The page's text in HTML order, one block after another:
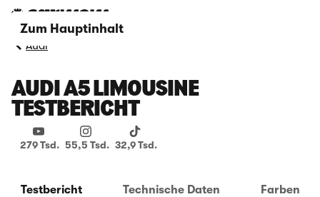
Zum Hauptinhalt
Audi
AUDI A5 LIMOUSINE
TESTBERICHT
279 Tsd. 55,5 Tsd. 32,9 Tsd.
Testbericht Technische Daten Farben